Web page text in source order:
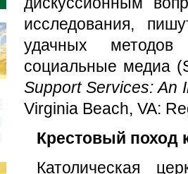
исследования,
удачных методов
социальные медиа
Support Services: An
Virginia Beach, VA:
Крестовый поход
Католическая